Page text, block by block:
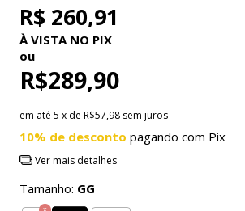
R$ 260,91
À VISTA NO PIX
ou
R$289,90
em até 5 x de R$57,98 sem juros
10% de desconto pagando com Pix
Ver mais detalhes
Tamanho: GG